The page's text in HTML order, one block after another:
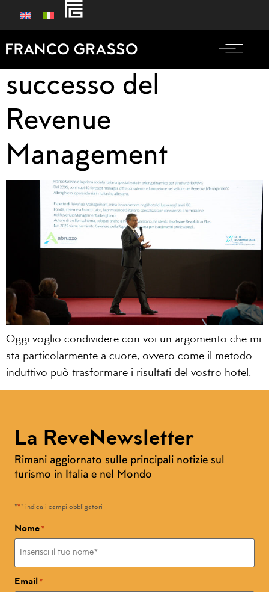
Metodo induttivo =
successo del
Revenue
Management
Oggi voglio condividere con voi un argomento che mi
sta particolarmente a cuore, ovvero come il metodo
induttivo può trasformare i risultati del vostro hotel.
La ReveNewsletter
Rimani aggiornato sulle principali notizie sul
turismo in Italia e nel Mondo
"*" indica i campi obbligatori
Nome *
Email *